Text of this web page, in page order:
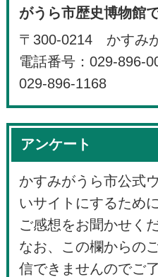
がうら市歴史博物館で
〒300-0214 かすみ
電話番号：029-896-
029-896-1168
アンケート
かすみがうら市公式
いサイトにするため
ご感想をお聞かせくだ
なお、この欄からの
信できませんのでご